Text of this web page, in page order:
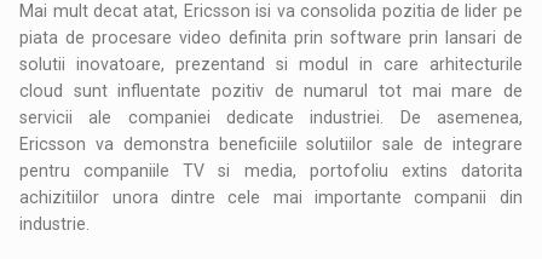
Mai mult decat atat, Ericsson isi va consolida pozitia de lider pe
piata de procesare video definita prin software prin lansari de
solutii inovatoare, prezentand si modul in care arhitecturile
cloud sunt influentate pozitiv de numarul tot mai mare de
servicii ale companiei dedicate industriei. De asemenea,
Ericsson va demonstra beneficiile solutiilor sale de integrare
pentru companiile TV si media, portofoliu extins datorita
achizitiilor unora dintre cele mai importante companii din
industrie.